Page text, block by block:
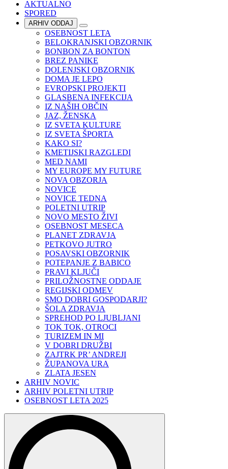
AKTUALNO
SPORED
ARHIV ODDAJ
OSEBNOST LETA
BELOKRANJSKI OBZORNIK
BONBON ZA BONTON
BREZ PANIKE
DOLENJSKI OBZORNIK
DOMA JE LEPO
EVROPSKI PROJEKTI
GLASBENA INFEKCIJA
IZ NAŠIH OBČIN
JAZ, ŽENSKA
IZ SVETA KULTURE
IZ SVETA ŠPORTA
KAKO SI?
KMETIJSKI RAZGLEDI
MED NAMI
MY EUROPE MY FUTURE
NOVA OBZORJA
NOVICE
NOVICE TEDNA
POLETNI UTRIP
NOVO MESTO ŽIVI
OSEBNOST MESECA
PLANET ZDRAVJA
PETKOVO JUTRO
POSAVSKI OBZORNIK
POTEPANJE Z BABICO
PRAVI KLJUČI
PRILOŽNOSTNE ODDAJE
REGIJSKI ODMEV
SMO DOBRI GOSPODARJI?
ŠOLA ZDRAVJA
SPREHOD PO LJUBLJANI
TOK TOK, OTROCI
TURIZEM IN MI
V DOBRI DRUŽBI
ZAJTRK PR’ ANDREJI
ŽUPANOVA URA
ZLATA JESEN
ARHIV NOVIC
ARHIV POLETNI UTRIP
OSEBNOST LETA 2025